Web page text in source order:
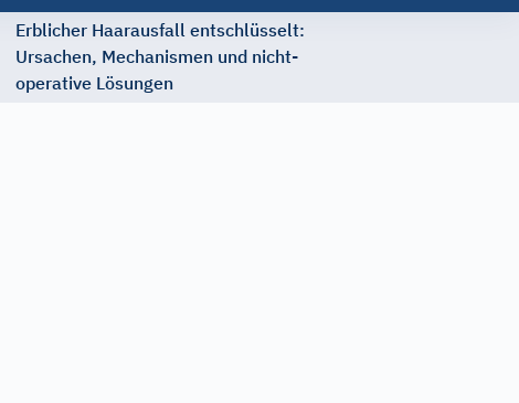
Erblicher Haarausfall entschlüsselt:
Ursachen, Mechanismen und nicht-
operative Lösungen